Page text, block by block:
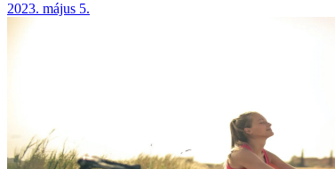
2023. május 5.